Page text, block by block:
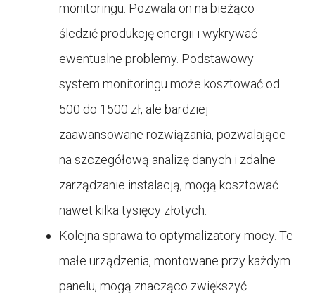
monitoringu. Pozwala on na bieżąco
śledzić produkcję energii i wykrywać
ewentualne problemy. Podstawowy
system monitoringu może kosztować od
500 do 1500 zł, ale bardziej
zaawansowane rozwiązania, pozwalające
na szczegółową analizę danych i zdalne
zarządzanie instalacją, mogą kosztować
nawet kilka tysięcy złotych.
Kolejna sprawa to optymalizatory mocy. Te
małe urządzenia, montowane przy każdym
panelu, mogą znacząco zwiększyć